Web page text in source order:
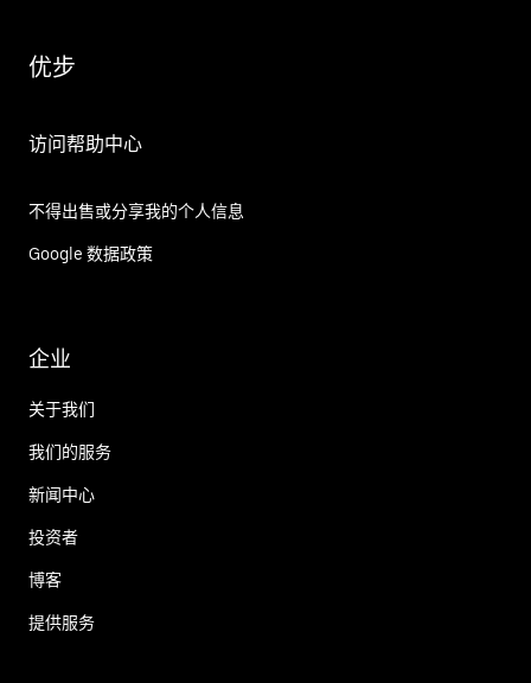
优步
访问帮助中心
不得出售或分享我的个人信息
Google 数据政策
企业
关于我们
我们的服务
新闻中心
投资者
博客
提供服务